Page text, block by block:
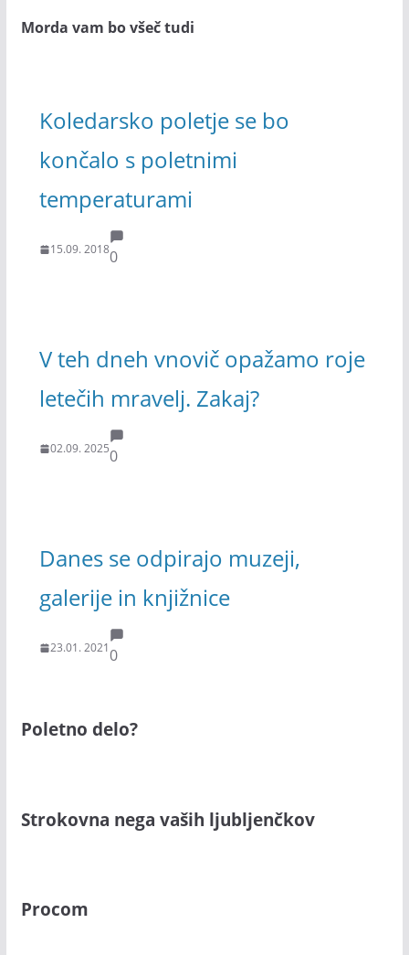
Morda vam bo všeč tudi
Koledarsko poletje se bo
končalo s poletnimi
temperaturami
15.09. 20180
V teh dneh vnovič opažamo roje
letečih mravelj. Zakaj?
02.09. 20250
Danes se odpirajo muzeji,
galerije in knjižnice
23.01. 20210
Poletno delo?
Strokovna nega vaših ljubljenčkov
Procom